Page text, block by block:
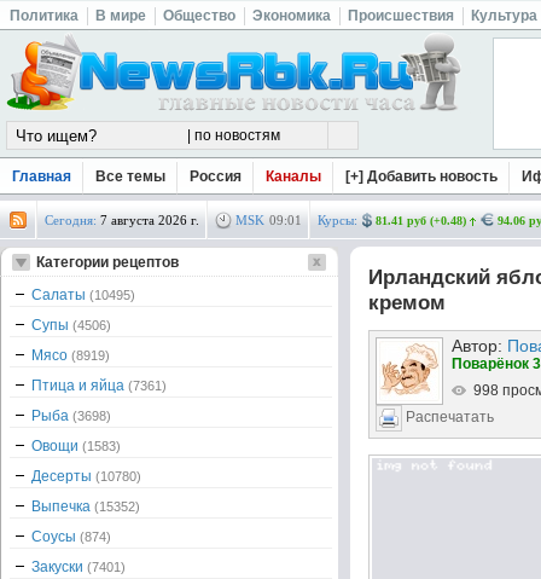
Политика В мире Общество Экономика Происшествия Культура
Главная Все темы Россия Каналы [+] Добавить новость
Сегодня: 7 августа 2026 г. MSK 09:01 Курсы: 81.41 руб (+0.48) 94.06
Ирландский
кремом
Автор:
Поварёнок
998
Распечатать
Категории рецептов
Салаты (10495)
Супы (4506)
Мясо (8919)
Птица и яйца (7361)
Рыба (3698)
Овощи (1583)
Десерты (10780)
Выпечка (15352)
Соусы (874)
Закуски (7401)